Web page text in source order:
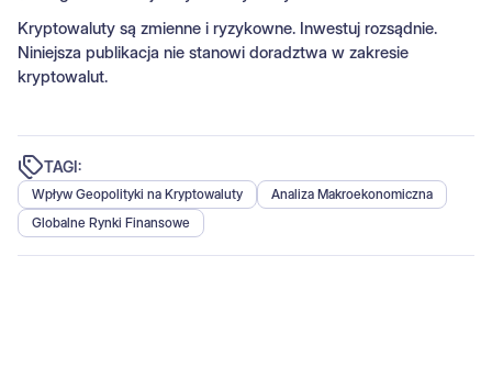
Kryptowaluty są zmienne i ryzykowne. Inwestuj rozsądnie.
Niniejsza publikacja nie stanowi doradztwa w zakresie
kryptowalut.
TAGI:
Wpływ Geopolityki na Kryptowaluty
Analiza Makroekonomiczna
Globalne Rynki Finansowe